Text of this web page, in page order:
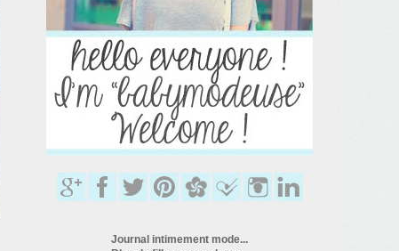
Journal intimement mode...